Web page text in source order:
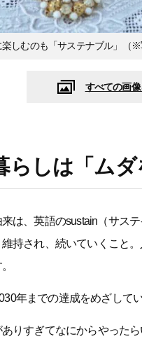
しむのも「サステナブル」（※
すべての画像
らしは「ム
は、英語のsustain（サス
持され、続いていくこと
年までの達成をめざして
りすぎてなにからやったら